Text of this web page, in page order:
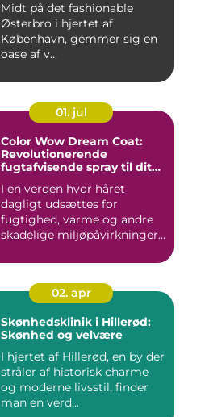
Midt på det fashionable
Østerbro i hjertet af
København, gemmer sig en
oase af v...
01. jul
Color Wow Dream Coat:
Revolutionerende
fugtafvisende spray til dit
I en verden hvor håret
dagligt udsættes for
fugtighed, varme og andre
skadelige miljøpåvirkninger,
02. apr
Skønhedsklinik i Hillerød:
Skønhed og velvære
I hjertet af Hillerød, en by der
stråler af historisk charme
og moderne livsstil, finder
man en verd...